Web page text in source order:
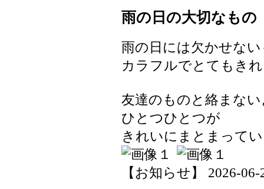
雨の日の大切なもの
雨の日には欠かせな
カラフルでとてもき
友達のものと絡まな
ひとつひとつが
きれいにまとまって
【お知らせ】 2026-